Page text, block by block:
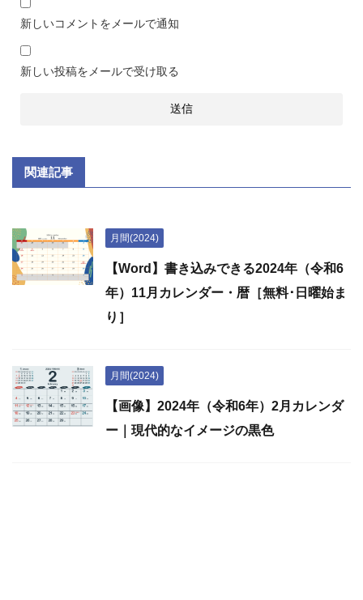
新しいコメントをメールで通知
新しい投稿をメールで受け取る
関連記事
月間(2024)
【Word】書き込みできる2024年（令和6
年）11月カレンダー・暦［無料･日曜始ま
り］
月間(2024)
【画像】2024年（令和6年）2月カレンダ
ー｜現代的なイメージの黒色